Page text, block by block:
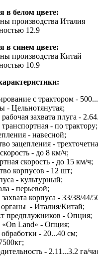
в белом цвете:
производства Италия
12.9
в синем цвете:
производства Китай
10.9
с трактором -
- Цельнотянутая;
захвата плуга -
- по трактору;
- навесной;
зацепления -
- до 8 км/ч;
скорость - до 15 км/ч;
корпусов - 12 шт;
- культурный;
- перьевой;
корпуса - 33/38/44/
органы - Италия/Китай;
предплужников - Опция;
«On Land» - Опция;
- 20...40 см;
- 2.11...3.2 га/